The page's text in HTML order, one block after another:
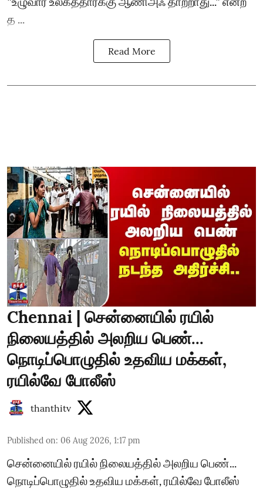
த ...
Read More
Chennai | சென்னையில் ரயில்
நிலையத்தில் அலறிய பெண்...
நொடிப்பொழுதில் உதவிய மக்கள்,
ரயில்வே போலீஸ்
thanthitv
Published on: 06 Aug 2026, 1:17 pm
சென்னையில் ரயில் நிலையத்தில் அலறிய பெண்...
நொடிப்பொழுதில் உதவிய மக்கள், ரயில்வே போலீஸ்